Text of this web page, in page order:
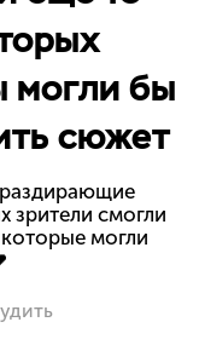
могли бы
сюжет
зрители смогли
которые могли